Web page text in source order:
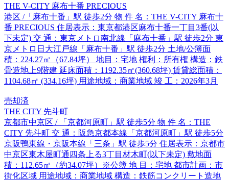
THE V-CITY 麻布十番 PRECIOUS
港区 /「麻布十番」駅 徒歩2分 物 件 名：THE V-CITY 麻布十
番 PRECIOUS 住居表示：東京都港区麻布十番一丁目3番(以
下未定) 交 通：東京メトロ南北線「麻布十番」駅 徒歩2分 東
京メトロ日大江戸線「麻布十番」駅 徒歩2分 土地/公簿面
積：224.27㎡（67.84坪） 地目：宅地 権利：所有権 構造：鉄
骨造地上9階建 延床面積：1192.35㎡(360.68坪) 賃貸総面積：
1104.68㎡ (334.16坪) 用途地域：商業地域 竣 工：2026年3月
売却済
THE CITY 先斗町
京都市中京区 / 「京都河原町」駅 徒歩5分 物 件 名：THE
CITY 先斗町 交 通：阪急京都本線「京都河原町」駅 徒歩5分
京阪鴨東線・京阪本線「三条」駅 徒歩5分 住居表示：京都市
中京区東木屋町通四条上る3丁目材木町(以下未定) 敷地面
積：112.65㎡（約34.07坪）※公簿 地 目：宅地 都市計画：市
街化区域 用途地域：商業地域 構造：鉄筋コンクリート造地